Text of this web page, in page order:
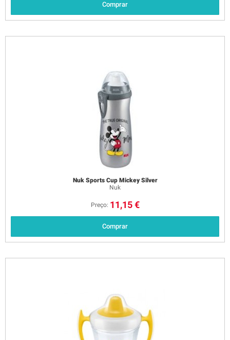
Comprar
Nuk Sports Cup Mickey Silver
Nuk
Preço: 11,15 €
Comprar